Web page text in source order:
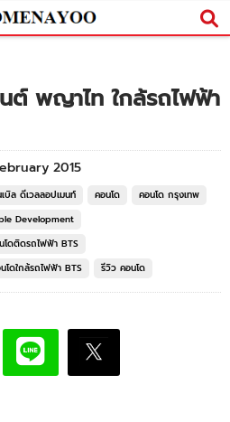
ต์ พญาไท ใกล้รถไฟฟ้า
2015
บิล ดีเวลลอปเมนท์ คอนโด
คอนโด กรุงเทพ
Development
โดติดรถไฟฟ้า BTS
โดใกล้รถไฟฟ้า BTS รีวิว คอนโด